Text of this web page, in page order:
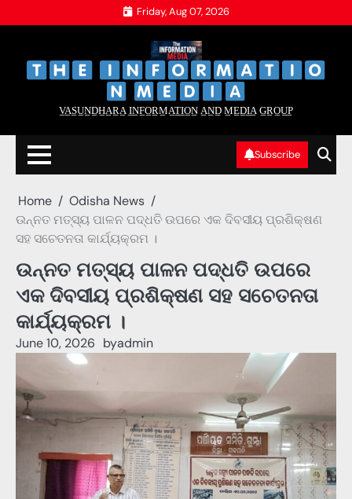
to
Friday, Aug 07, 2026
V̲A̲S̲U̲N̲D̲H̲A̲R̲A̲ I̲N̲F̲O̲R̲M̲A̲T̲I̲O̲N̲ A̲N̲D̲ M̲E̲D̲I̲A̲ G̲R̲O̲U̲P̲
Subscribe
Home
Odisha News
ଉନ୍ନତ ମତ୍ସ୍ୟ ପାଳନ ପଦ୍ଧତି ଉପରେ ଏକ ଦିବସୀୟ ପ୍ରଶିକ୍ଷଣ
ସହ ସଚେତନତା କାର୍ଯ୍ୟକ୍ରମ ।
ଉନ୍ନତ ମତ୍ସ୍ୟ ପାଳନ ପଦ୍ଧତି ଉପରେ
ଏକ ଦିବସୀୟ ପ୍ରଶିକ୍ଷଣ ସହ ସଚେତନତା
କାର୍ଯ୍ୟକ୍ରମ ।
June 10, 2026 byadmin